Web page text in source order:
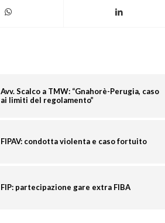
Avv. Scalco a TMW: “Gnahorè-Perugia, caso
ai limiti del regolamento”
FIPAV: condotta violenta e caso fortuito
FIP: partecipazione gare extra FIBA